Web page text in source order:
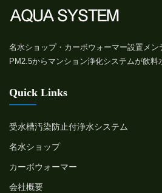
名水ショップ・カーボウォーマー設置メン
PM2.5からマンション浄化システムが飲料
Quick Links
受水槽汚染防止付浄水システム
名水ショップ
カーボウォーマー
会社概要